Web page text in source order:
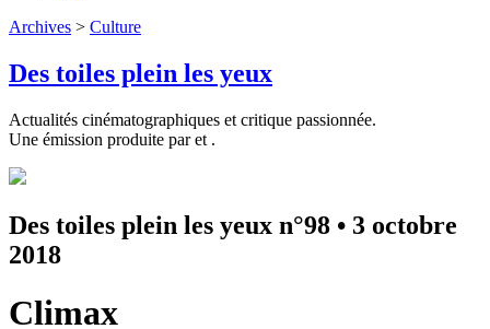
Archives > Culture
Des toiles plein les yeux
Actualités cinématographiques et critique passionnée.
Une émission produite paret .
Des toiles plein les yeux n°98 • 3 octobre
2018
Climax